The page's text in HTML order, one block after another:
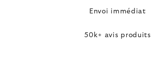
Envoi immédiat
50k+ avis produits